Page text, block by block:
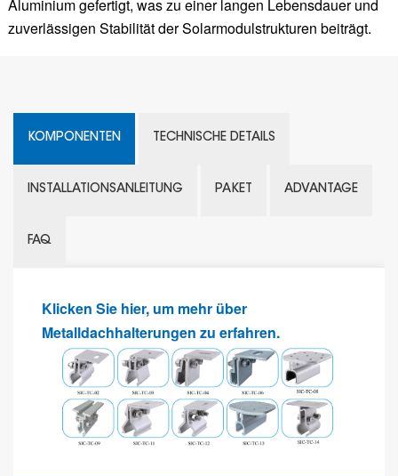
Aluminium gefertigt, was zu einer langen Lebensdauer und
zuverlässigen Stabilität der Solarmodulstrukturen beiträgt.
KOMPONENTEN TECHNISCHE DETAILS
INSTALLATIONSANLEITUNG PAKET ADVANTAGE
FAQ
Klicken Sie hier, um mehr über
Metalldachhalterungen zu erfahren.